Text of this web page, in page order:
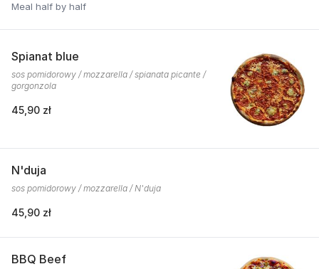
Meal half by half
Spianat blue
sos pomidorowy / mozzarella / spianata picante /
gorgonzola
45,90 zł
N'duja
sos pomidorowy / mozzarella / N'duja
45,90 zł
BBQ Beef